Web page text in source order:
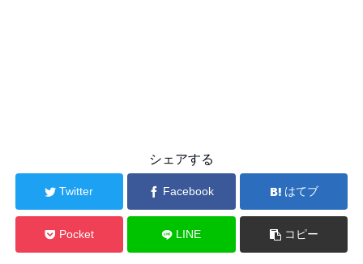
シェアする
Twitter Facebook はてブ
Pocket LINE コピー